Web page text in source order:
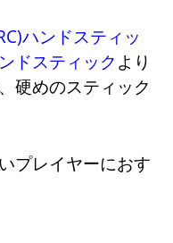
ハンドスティッ
ドスティック より
硬めのスティック
プレイヤーにおす